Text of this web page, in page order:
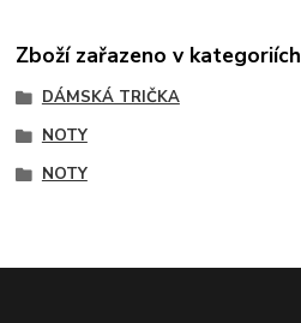
Zboží zařazeno v kategoriích
DÁMSKÁ TRIČKA
NOTY
NOTY